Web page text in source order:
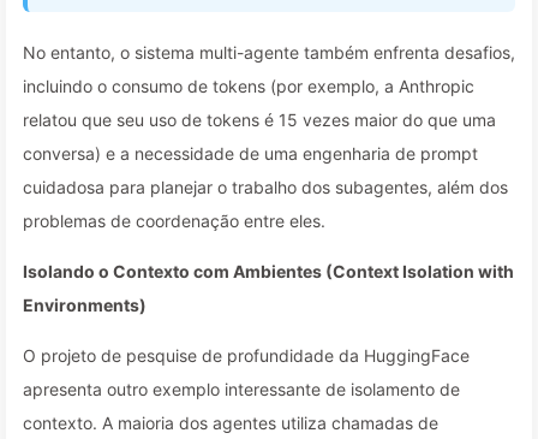
No entanto, o sistema multi-agente também enfrenta desafios,
incluindo o consumo de tokens (por exemplo, a Anthropic
relatou que seu uso de tokens é 15 vezes maior do que uma
conversa) e a necessidade de uma engenharia de prompt
cuidadosa para planejar o trabalho dos subagentes, além dos
problemas de coordenação entre eles.
Isolando o Contexto com Ambientes (Context Isolation with
Environments)
O projeto de pesquise de profundidade da HuggingFace
apresenta outro exemplo interessante de isolamento de
contexto. A maioria dos agentes utiliza chamadas de